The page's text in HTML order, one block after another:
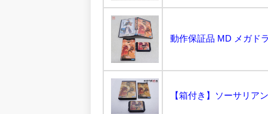
動作保証品 MD メガド
【箱付き】ソーサリア